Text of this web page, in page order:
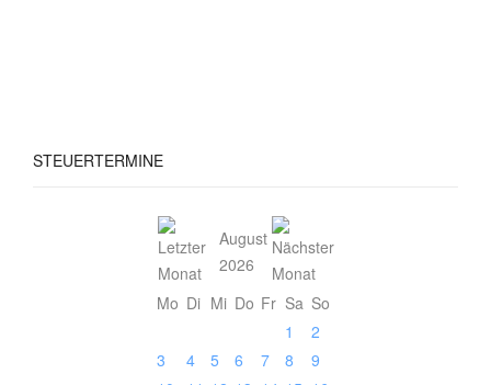
STEUERTERMINE
August
2026
Mo Di Mi Do Fr Sa So
1
2
3
4 5 6 7 8
9